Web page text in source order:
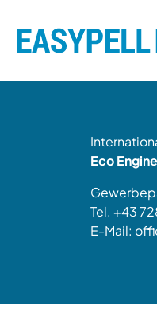
Eco
Tel. +43
E-Mail: